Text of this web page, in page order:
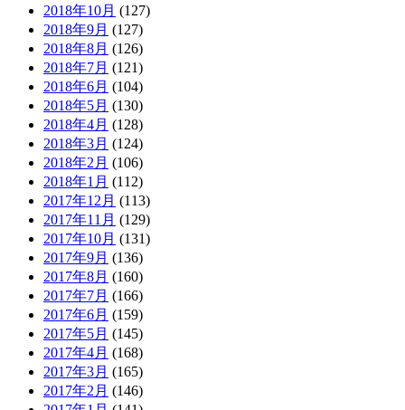
2018年10月 (127)
2018年9月 (127)
2018年8月 (126)
2018年7月 (121)
2018年6月 (104)
2018年5月 (130)
2018年4月 (128)
2018年3月 (124)
2018年2月 (106)
2018年1月 (112)
2017年12月 (113)
2017年11月 (129)
2017年10月 (131)
2017年9月 (136)
2017年8月 (160)
2017年7月 (166)
2017年6月 (159)
2017年5月 (145)
2017年4月 (168)
2017年3月 (165)
2017年2月 (146)